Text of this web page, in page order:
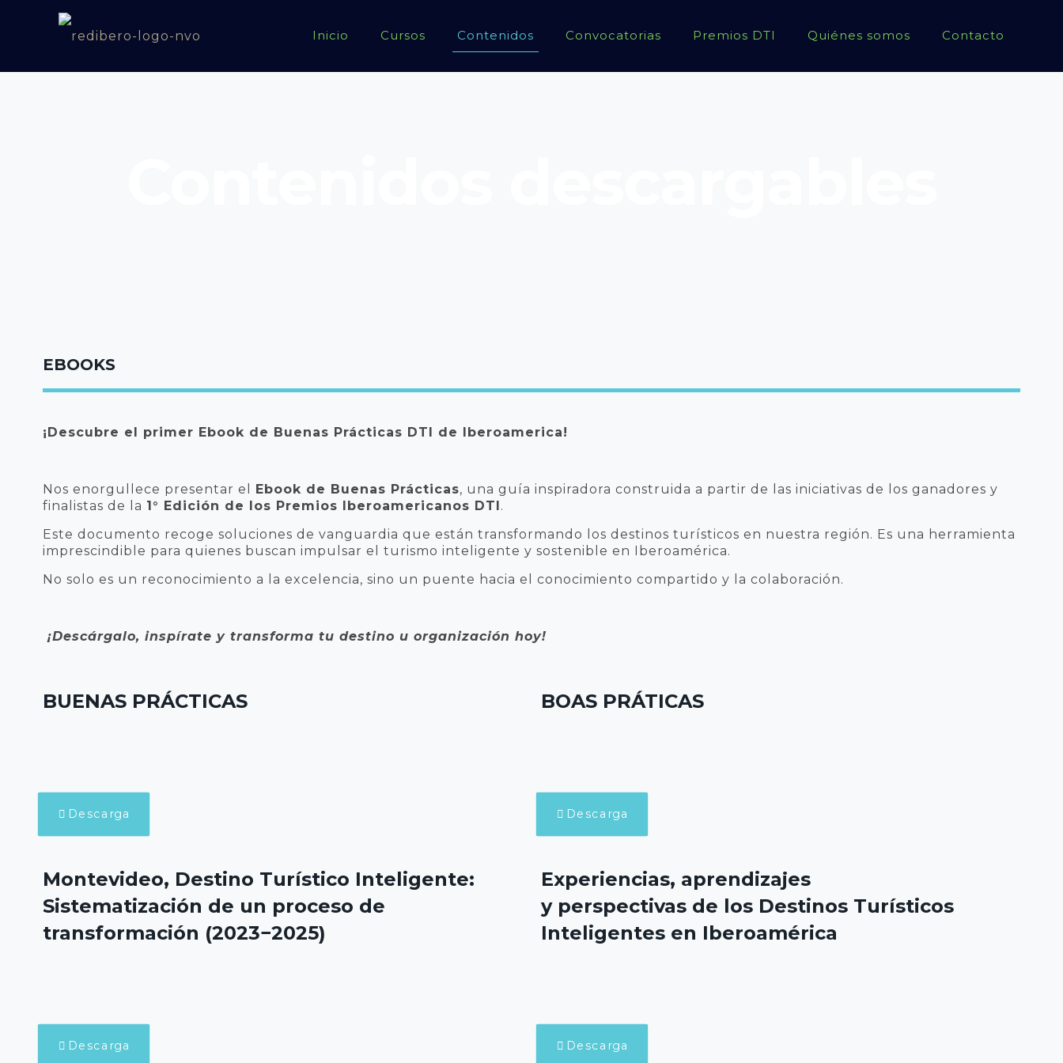
Inicio Cursos Contenidos Convocatorias Premios DTI Quiénes somos Contacto
EBOOKS
¡Descubre el primer Ebook de Buenas Prácticas DTI de Iberoamerica!
Nos enorgullece presentar el Ebook de Buenas Prácticas, una guía inspiradora construida a partir de las iniciativas de los ganadores y
finalistas de la 1° Edición de los Premios Iberoamericanos DTI.
Este documento recoge soluciones de vanguardia que están transformando los destinos turísticos en nuestra región. Es una herramienta
imprescindible para quienes buscan impulsar el turismo inteligente y sostenible en Iberoamérica.
No solo es un reconocimiento a la excelencia, sino un puente hacia el conocimiento compartido y la colaboración.
¡Descárgalo, inspírate y transforma tu destino u organización hoy!
BUENAS PRÁCTICAS
Descarga
BOAS PRÁTICAS
Descarga
Montevideo, Destino Turístico Inteligente:
Sistematización de un proceso de
transformación (2023−2025)
Descarga
Experiencias, aprendizajes
y perspectivas de los Destinos Turísticos
Inteligentes en Iberoamérica
Descarga